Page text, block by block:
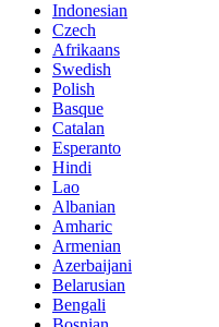
Indonesian
Czech
Afrikaans
Swedish
Polish
Basque
Catalan
Esperanto
Hindi
Lao
Albanian
Amharic
Armenian
Azerbaijani
Belarusian
Bengali